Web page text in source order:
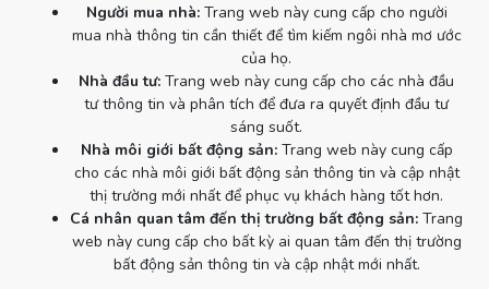
Người mua nhà:Trang web này cung cấp cho người
mua nhà thông tin cần thiết để tìm kiếm ngôi nhà mơ ước
của họ.
Nhà đầu tư: Trang web này cung cấp cho các nhà đầu
tư thông tin và phân tích để đưa ra quyết định đầu tư
sáng suốt.
Nhà môi giới bất động sản:Trang web này cung cấp
cho các nhà môi giới bất động sản thông tin và cập nhật
thị trường mới nhất để phục vụ khách hàng tốt hơn.
Cá nhân quan tâm đến thị trường bất động sản: Trang
web này cung cấp cho bất kỳ ai quan tâm đến thị trường
bất động sản thông tin và cập nhật mới nhất.